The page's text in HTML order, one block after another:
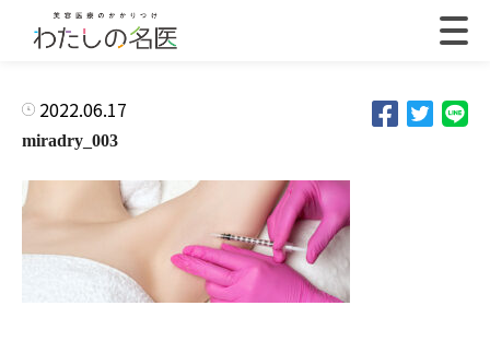
2022.06.17
miradry_003